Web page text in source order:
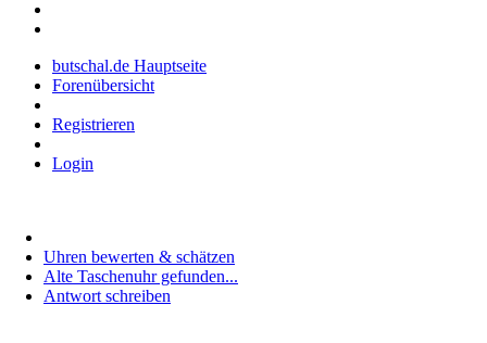
butschal.de Hauptseite
Forenübersicht
Registrieren
Login
Uhren bewerten & schätzen
Alte Taschenuhr gefunden...
Antwort schreiben